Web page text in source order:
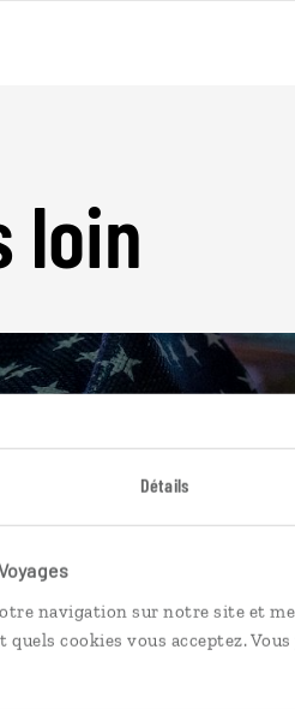
Détails
navigation sur notre site et
cookies vous acceptez.
loin
Nos 61 idées de voyage